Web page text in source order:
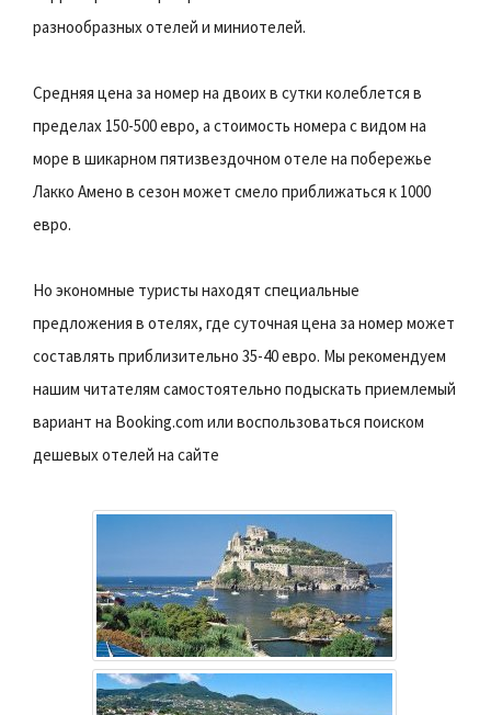
разнообразных отелей и миниотелей.
Средняя цена за номер на двоих в сутки колеблется в
пределах 150-500 евро, а стоимость номера с видом на
море в шикарном пятизвездочном отеле на побережье
Лакко Амено в сезон может смело приближаться к 1000
евро.
Но экономные туристы находят специальные
предложения в отелях, где суточная цена за номер может
составлять приблизительно 35-40 евро. Мы рекомендуем
нашим читателям самостоятельно подыскать приемлемый
вариант на Booking.com или воспользоваться поиском
дешевых отелей на сайте